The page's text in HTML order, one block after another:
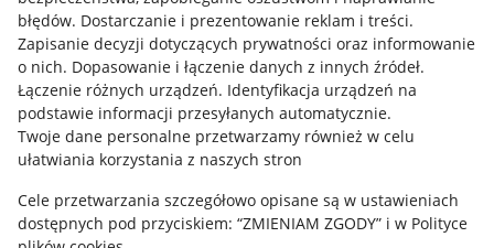
błędów. Dostarczanie i prezentowanie reklam i treści.
Zapisanie decyzji dotyczących prywatności oraz informowanie
o nich. Dopasowanie i łączenie danych z innych źródeł.
Łączenie różnych urządzeń. Identyfikacja urządzeń na
podstawie informacji przesyłanych automatycznie.
Twoje dane personalne przetwarzamy również w celu
ułatwiania korzystania z naszych stron
Cele przetwarzania szczegółowo opisane są w ustawieniach
dostępnych pod przyciskiem: “ZMIENIAM ZGODY” i w Polityce
Informacje prawne
Regulamin
Polityka plików "cookies"
Ustawienia plików "cookies"
Udostępnianie lokalizacji
Informacje dla Aktu o Usługach Cyfrowych